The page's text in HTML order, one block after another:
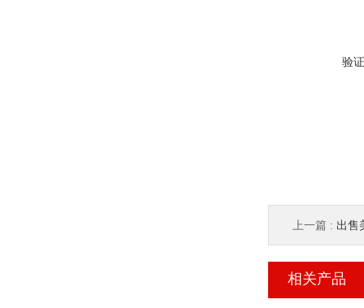
验
上一篇 : 出售
相关产品